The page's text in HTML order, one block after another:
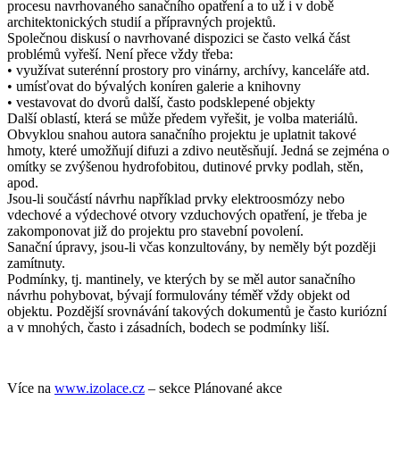
procesu navrhovaného sanačního opatření a to už i v době
architektonických studií a přípravných projektů.
Společnou diskusí o navrhované dispozici se často velká část
problémů vyřeší. Není přece vždy třeba:
• využívat suterénní prostory pro vinárny, archívy, kanceláře atd.
• umísťovat do bývalých koníren galerie a knihovny
• vestavovat do dvorů další, často podsklepené objekty
Další oblastí, která se může předem vyřešit, je volba materiálů.
Obvyklou snahou autora sanačního projektu je uplatnit takové
hmoty, které umožňují difuzi a zdivo neutěsňují. Jedná se zejména o
omítky se zvýšenou hydrofobitou, dutinové prvky podlah, stěn,
apod.
Jsou-li součástí návrhu například prvky elektroosmózy nebo
vdechové a výdechové otvory vzduchových opatření, je třeba je
zakomponovat již do projektu pro stavební povolení.
Sanační úpravy, jsou-li včas konzultovány, by neměly být později
zamítnuty.
Podmínky, tj. mantinely, ve kterých by se měl autor sanačního
návrhu pohybovat, bývají formulovány téměř vždy objekt od
objektu. Pozdější srovnávání takových dokumentů je často kuriózní
a v mnohých, často i zásadních, bodech se podmínky liší.
Více na www.izolace.cz – sekce Plánované akce